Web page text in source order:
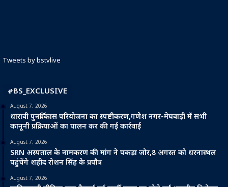
Tweets by bstvlive
#BS_EXCLUSIVE
August 7, 2026
धारावी पुनर्विकास परियोजना का स्पष्टीकरण,गणेश नगर-मेघवाड़ी में सभी
कानूनी प्रक्रियाओं का पालन कर की गई कार्रवाई
August 7, 2026
SRN अस्पताल के नामकरण की मांग ने पकड़ा जोर,8 अगस्त को धरनास्थल
पहुंचेंगे शहीद रोशन सिंह के प्रपौत्र
August 7, 2026